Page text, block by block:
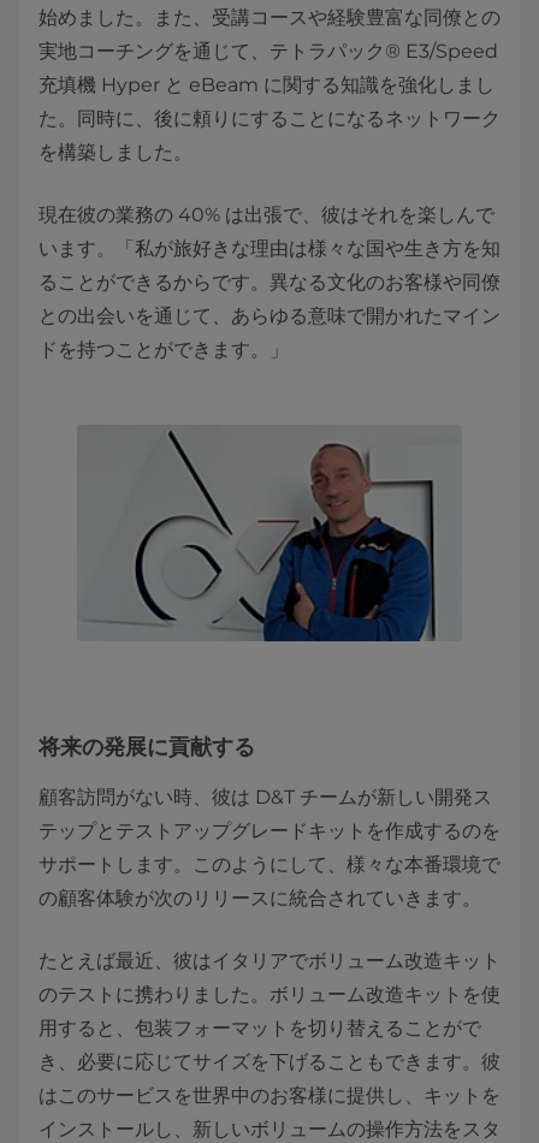
始めました。また、受講コースや経験豊富な同僚との
実地コーチングを通じて、テトラパック® E3/Speed
充填機 Hyper と eBeam に関する知識を強化しまし
た。同時に、後に頼りにすることになるネットワーク
を構築しました。
現在彼の業務の 40% は出張で、彼はそれを楽しんで
います。「私が旅好きな理由は様々な国や生き方を知
ることができるからです。異なる文化のお客様や同僚
との出会いを通じて、あらゆる意味で開かれたマイン
ドを持つことができます。」
将来の発展に貢献する
顧客訪問がない時、彼は D&T チームが新しい開発ス
テップとテストアップグレードキットを作成するのを
サポートします。このようにして、様々な本番環境で
の顧客体験が次のリリースに統合されていきます。
たとえば最近、彼はイタリアでボリューム改造キット
のテストに携わりました。ボリューム改造キットを使
用すると、包装フォーマットを切り替えることがで
き、必要に応じてサイズを下げることもできます。 彼
はこのサービスを世界中のお客様に提供し、キットを
インストールし、新しいボリュームの操作方法をスタ